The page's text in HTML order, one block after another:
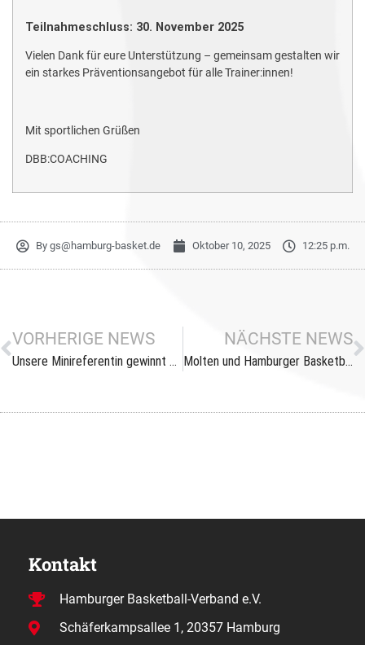
Teilnahmeschluss: 30. November 2025
Vielen Dank für eure Unterstützung – gemeinsam gestalten wir
ein starkes Präventionsangebot für alle Trainer:innen!
Mit sportlichen Grüßen
DBB:COACHING
Bygs@hamburg-basket.de Oktober 10, 2025 12:25 p.m.
VORHERIGE NEWS
Unsere Minireferentin gewinnt den Hafenpreis
NÄCHSTE NEWS
Molten und Hamburger Basketball Verband verlängern Partnerschaft bis 2027
Kontakt
Hamburger Basketball-Verband e.V.
Schäferkampsallee 1, 20357 Hamburg